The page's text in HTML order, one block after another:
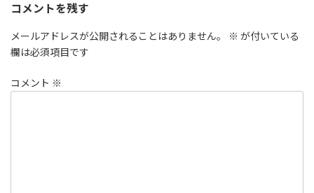
コメントを残す
メールアドレスが公開されることはありません。 ※ が付いている
欄は必須項目です
コメント ※